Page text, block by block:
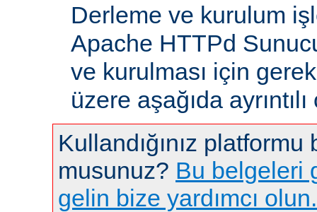
Derleme ve kurulum
Apache HTTPd
ve kurulması için
üzere aşağıda
Kullandığınız
musunuz? Bu belgeleri
gelin bize yardımcı olun.